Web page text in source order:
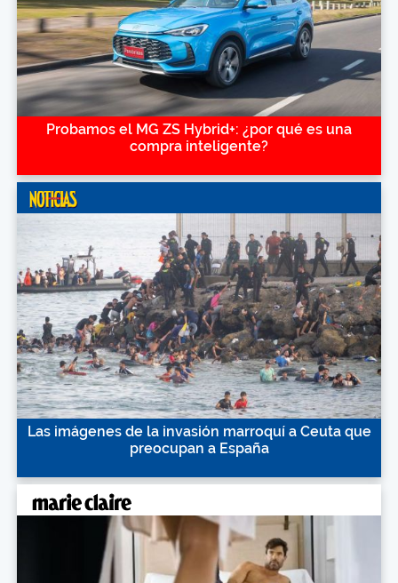
Probamos el MG ZS Hybrid+: ¿por qué es una
compra inteligente?
Las imágenes de la invasión marroquí a Ceuta que
preocupan a España